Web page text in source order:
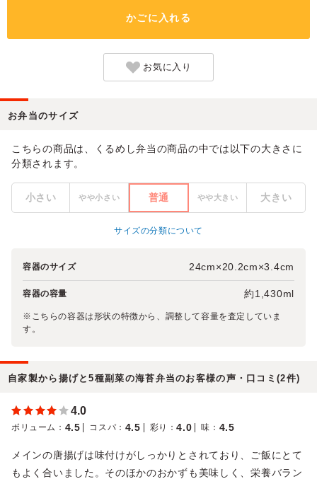
かごに入れる
お気に入り
お弁当のサイズ
こちらの商品は、くるめし弁当の商品の中では以下の大きさに
分類されます。
小さい やや小さい 普通 やや大きい 大きい
サイズの分類について
容器のサイズ 24cm×20.2cm×3.4cm
容器の容量 約1,430ml
※こちらの容器は形状の特徴から、調整して容量を査定していま
す。
自家製から揚げと5種副菜の海苔弁当のお客様の声・口コミ(2件)
4.0
ボリューム ： 4.5 コスパ ： 4.5 彩り ：4.0 味 ： 4.5
メインの唐揚げは味付けがしっかりとされており、ご飯にとて
もよく合いました。そのほかのおかずも美味しく、栄養バラン